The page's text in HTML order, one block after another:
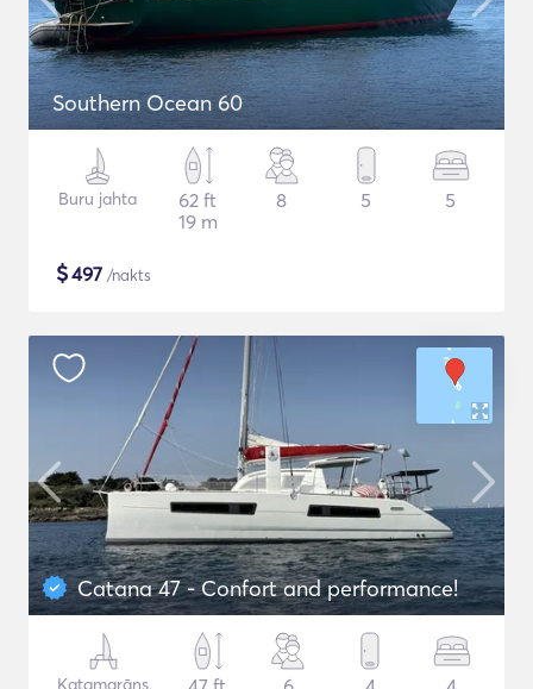
Southern Ocean 60
Buru jahta
62 ft
19 m
8 5 5
$497 /nakts
Catana 47 - Confort and performance!
Katamarāns